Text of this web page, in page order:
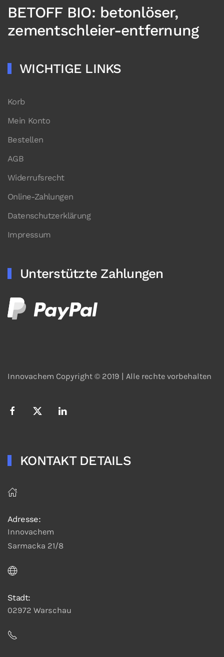
BETOFF BIO: betonlöser,
zementschleier-entfernung
WICHTIGE LINKS
Korb
Mein Konto
Bestellen
AGB
Widerrufsrecht
Online-Zahlungen
Datenschutzerklärung
Impressum
Unterstützte Zahlungen
Innovachem Copyright © 2019 | Alle rechte vorbehalten
KONTAKT DETAILS
Adresse:
Innovachem
Sarmacka 21/8
Stadt:
02972 Warschau